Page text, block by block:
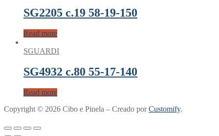
SG2205 c.19 58-19-150
Read more
SGUARDI
SG4932 c.80 55-17-140
Read more
Copyright © 2026 Cibo e Pinela – Creado porCustomify.